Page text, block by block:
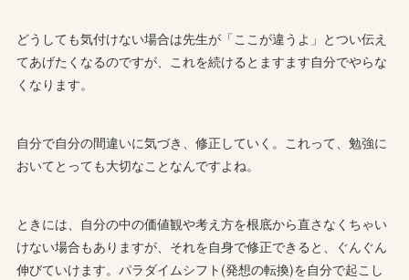
どうしても気付けない場合は先生が「ここが違うよ」とつい伝え
てあげたくなるのですが、これを続けるとますます自分でやらな
くなります。
自分で自分の間違いに気づき、修正していく。これって、勉強に
おいてとっても大切なことなんですよね。
ときには、自分の中の価値観や考え方を根底から直さなくちゃい
けない場合もありますが、それを自身で修正できると、ぐんぐん
伸びていけます。パラダイムシフト(発想の転換)を自分で起こし